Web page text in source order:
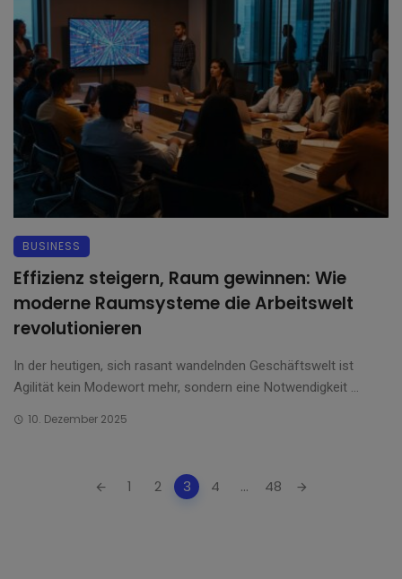
BUSINESS
Effizienz steigern, Raum gewinnen: Wie
moderne Raumsysteme die Arbeitswelt
revolutionieren
In der heutigen, sich rasant wandelnden Geschäftswelt ist
Agilität kein Modewort mehr, sondern eine Notwendigkeit ...
10. Dezember 2025
1 2 3 4 ... 48